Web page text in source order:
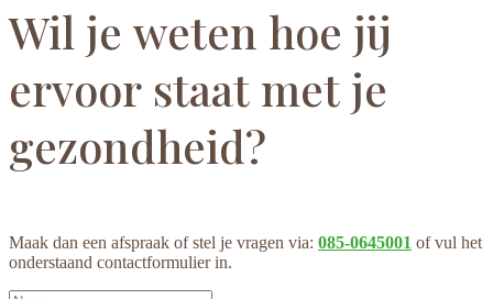
Wil je weten hoe jij
ervoor staat met je
gezondheid?
Maak dan een afspraak of stel je vragen via: 085-0645001 of vul het
onderstaand contactformulier in.